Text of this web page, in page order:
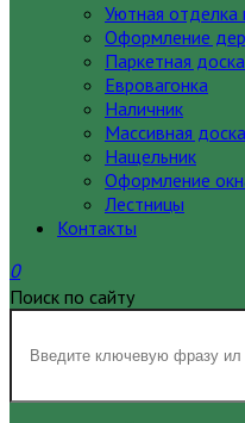
Уютная
Оформление
Паркетная
Евровагонка
Наличник
Массивная
Нащельник
Оформление
Лестницы
Контакты
0
Поиск по сайту